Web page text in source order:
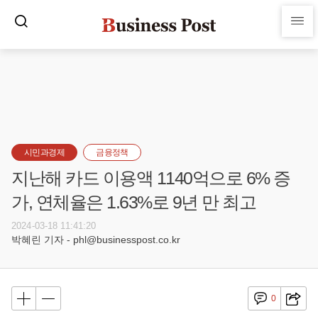
시민과경제 금융정책
지난해 카드 이용액 1140억으로 6% 증
가, 연체율은 1.63%로 9년 만 최고
2024-03-18 11:41:20
박혜린 기자 - phl@businesspost.co.kr
0